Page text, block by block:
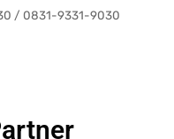
/ 0831-9331-9030